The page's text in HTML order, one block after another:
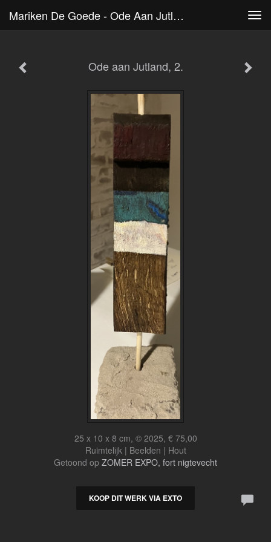
Mariken De Goede - Ode Aan Jutland, 2.
Ode aan Jutland, 2.
25 x 10 x 8 cm, © 2025, € 75,00
Ruimtelijk | Beelden | Hout
Getoond op ZOMER EXPO, fort nigtevecht
KOOP DIT WERK VIA EXTO